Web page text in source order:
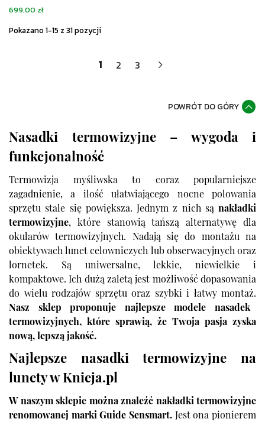
Cena
699,00 zł
Pokazano 1-15 z 31 pozycji
1 2 3
POWRÓT DO GÓRY
Nasadki termowizyjne – wygoda i
funkcjonalność
Termowizja myśliwska to coraz popularniejsze
zagadnienie, a ilość ułatwiającego nocne polowania
sprzętu stale się powiększa. Jednym z nich są nakładki
termowizyjne, które stanowią tańszą alternatywę dla
okularów termowizyjnych. Nadają się do montażu na
obiektywach lunet celowniczych lub obserwacyjnych oraz
lornetek. Są uniwersalne, lekkie, niewielkie i
kompaktowe. Ich dużą zaletą jest możliwość dopasowania
do wielu rodzajów sprzętu oraz szybki i łatwy montaż.
Nasz sklep proponuje najlepsze modele nasadek
termowizyjnych, które sprawią, że Twoja pasja zyska
nową, lepszą jakość.
Najlepsze nasadki termowizyjne na
lunety w Knieja.pl
W naszym sklepie można znaleźć nakładki termowizyjne
renomowanej marki Guide Sensmart. Jest ona pionierem